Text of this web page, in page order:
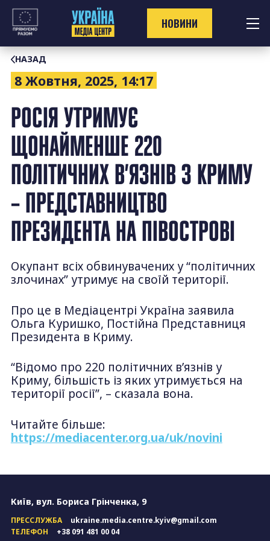
Перейти
контенту
НОВИНИ
НАЗАД
8 Жовтня, 2025, 14:17
РОСІЯ УТРИМУЄ
ЩОНАЙМЕНШЕ 220
ПОЛІТИЧНИХ В’ЯЗНІВ З КРИМУ
– ПРЕДСТАВНИЦТВО
ПРЕЗИДЕНТА НА ПІВОСТРОВІ
Окупант всіх обвинувачених у “політичних
злочинах” утримує на своїй території.
Про це в Медіацентрі Україна заявила
Ольга Куришко, Постійна Представниця
Президента в Криму.
“Відомо про 220 політичних в’язнів у
Криму, більшість із яких утримується на
території росії”, – сказала вона.
Читайте більше:
https://mediacenter.org.ua/uk/novini
Київ, вул. Бориса Грінченка, 9
ПРЕССЛУЖБА
ukraine.media.centre.kyiv@gmail.com
ТЕЛЕФОН
+38 091 481 00 04